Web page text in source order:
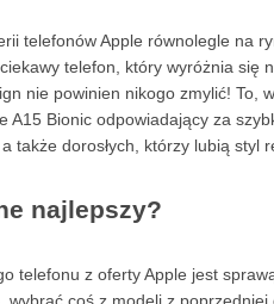
telefonów Apple równolegle na
telefon, który wyróżnia się
nie powinien nikogo zmylić! To,
A15 Bionic odpowiadający za
także dorosłych, którzy lubią styl
najlepszy?
telefonu z oferty Apple jest